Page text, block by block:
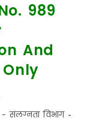
989
And
- संलग्नता विभाग